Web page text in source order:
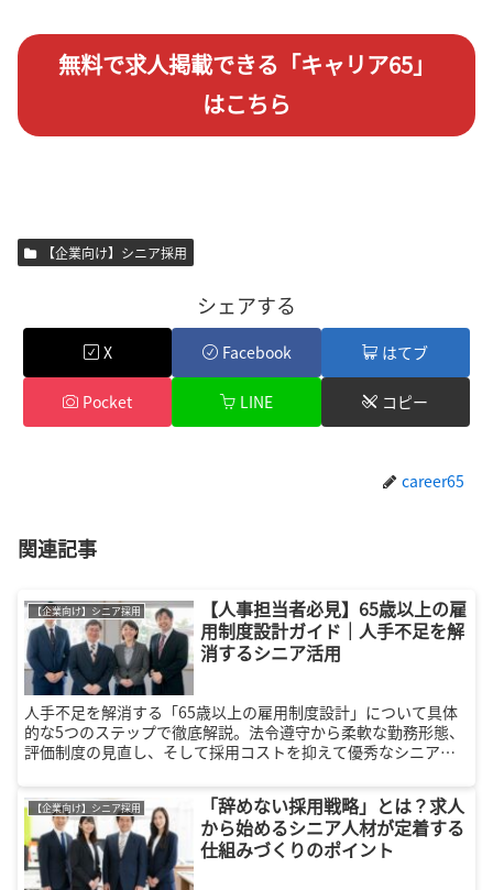
無料で求人掲載できる「キャリア65」
はこちら
【企業向け】シニア採用
シェアする
X Facebook はてブ
Pocket LINE コピー
career65
関連記事
【企業向け】シニア採用
【人事担当者必見】65歳以上の雇
用制度設計ガイド｜人手不足を解
消するシニア活用
人手不足を解消する「65歳以上の雇用制度設計」について具体
的な5つのステップで徹底解説。法令遵守から柔軟な勤務形態、
評価制度の見直し、そして採用コストを抑えて優秀なシニア人
践的なガイドです。
【企業向け】シニア採用
「辞めない採用戦略」とは？求人
から始めるシニア人材が定着する
仕組みづくりのポイント